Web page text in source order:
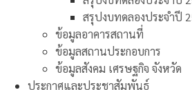
สรุปงบทดลองประจำปี
ข้อมูลอาคารสถานที่
ข้อมูลสถานประกอบการ
ข้อมูลสังคม เศรษฐกิจ จังหวัด
ประกาศและประชาสัมพันธ์